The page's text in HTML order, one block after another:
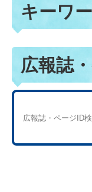
キーワ
広報誌